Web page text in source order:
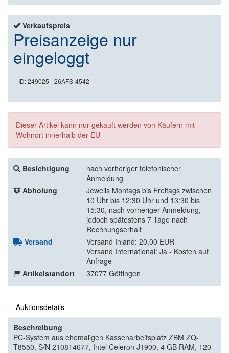
Verkaufspreis
Preisanzeige nur
eingeloggt
ID: 249025 | 26AFS-4542
Dieser Artikel kann nur gekauft werden von Käufern mit
Wohnort innerhalb der EU
Besichtigung
nach vorheriger telefonischer
Anmeldung
Abholung
Jeweils Montags bis Freitags zwischen
10 Uhr bis 12:30 Uhr und 13:30 bis
15:30, nach vorheriger Anmeldung,
jedoch spätestens 7 Tage nach
Rechnungserhalt
Versand
Versand Inland: 20,00 EUR
Versand International: Ja - Kosten auf
Anfrage
Artikelstandort
37077 Göttingen
Auktionsdetails
Beschreibung
PC-System aus ehemaligen Kassenarbeitsplatz ZBM ZQ-
T8550, S/N 210814677, Intel Celeron J1900, 4 GB RAM, 120